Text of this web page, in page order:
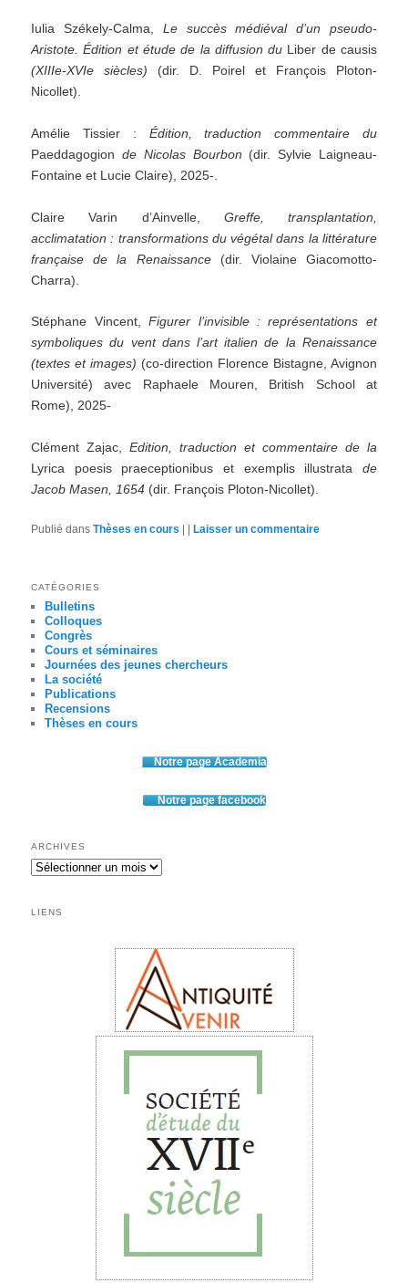
Iulia Székely-Calma, Le succès médiéval d’un pseudo-
Aristote. Édition et étude de la diffusion du Liber de causis
(XIIIe-XVIe siècles) (dir. D. Poirel et François Ploton-
Nicollet).
Amélie Tissier : Édition, traduction commentaire du
Paeddagogion de Nicolas Bourbon (dir. Sylvie Laigneau-
Fontaine et Lucie Claire), 2025-.
Claire Varin d’Ainvelle, Greffe, transplantation,
acclimatation : transformations du végétal dans la littérature
française de la Renaissance(dir. Violaine Giacomotto-
Charra).
Stéphane Vincent,Figurer l’invisible : représentations et
symboliques du vent dans l’art italien de la Renaissance
(textes et images) (co-direction Florence Bistagne, Avignon
Université) avec Raphaele Mouren, British School at
Rome), 2025-
Clément Zajac, Edition, traduction et commentaire de la
Lyrica poesis praeceptionibus et exemplis illustrata de
Jacob Masen, 1654 (dir. François Ploton-Nicollet).
Publié dans Thèses en cours Laisser un commentaire
CATÉGORIES
Bulletins
Colloques
Congrès
Cours et séminaires
Journées des jeunes chercheurs
La société
Publications
Recensions
Thèses en cours
Notre page Academia
Notre page facebook
ARCHIVES
Archives
LIENS